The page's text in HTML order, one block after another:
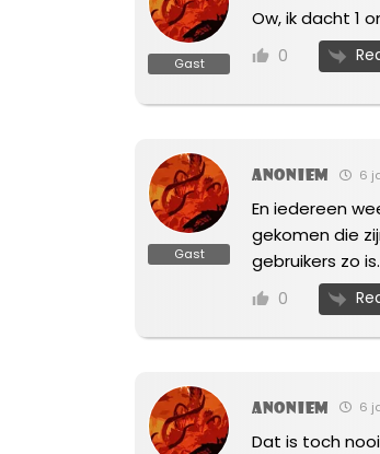
Gast
Ow, ik dacht 1
0
Gast
Anoniem 6
En iedereen
gekomen die
gebruikers zo
0
Anoniem 6
Dat is toch